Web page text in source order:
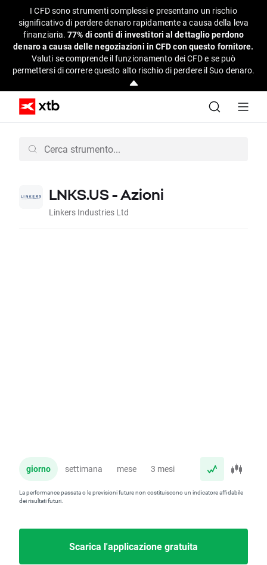
I CFD sono strumenti complessi e presentano un rischio
significativo di perdere denaro rapidamente a causa della leva
finanziaria.77% di conti di investitori al dettaglio perdono
denaro a causa delle negoziazioni in CFD con questo fornitore.
Valuti se comprende il funzionamento dei CFD e se può
permettersi di correre questo alto rischio di perdere il Suo denaro.
LNKS.US - Azioni
Linkers Industries Ltd
giorno settimana mese 3 mesi anno
La performance passata o le previsioni future non costituiscono un indicatore affidabile
dei risultati futuri.
Scarica l'applicazione gratuita